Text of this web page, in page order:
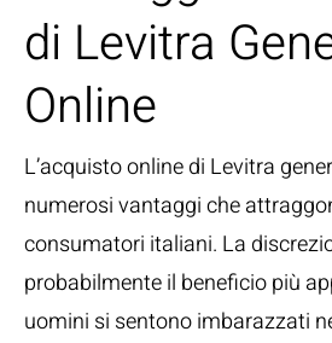
di Levitra
Online
L’acquisto online di Levitra
numerosi vantaggi che
consumatori italiani. La
probabilmente il beneficio più
uomini si sentono imbarazzati